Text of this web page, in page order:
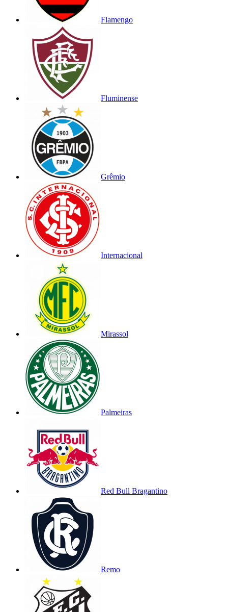
Flamengo
Fluminense
Grêmio
Internacional
Mirassol
Palmeiras
Red Bull Bragantino
Remo